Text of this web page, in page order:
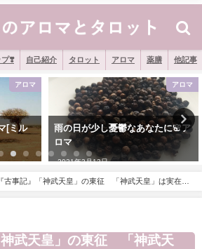
プ❣️ 自己紹介 タロット アロマ 薬膳 他記事
アロマ
に🌸ア
薬膳
「もっとも栄養価の高い果実」ア
ボカド
2020年12月12日
古事記』「神武天皇」の東征 「神武天皇」は実在し
神武天皇」の東征 「神武天